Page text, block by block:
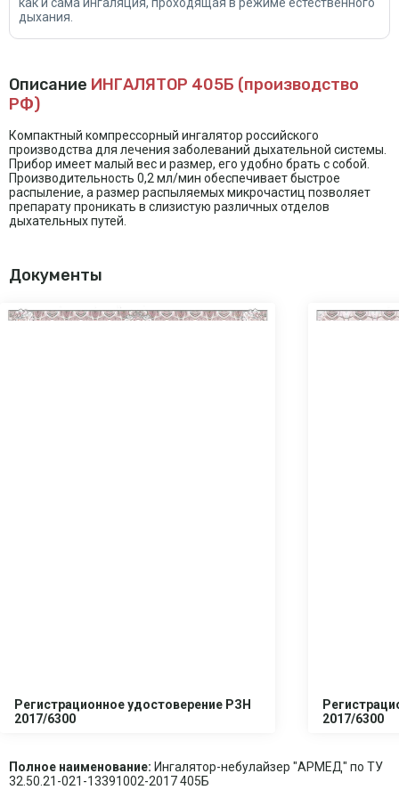
дыхания.
Описание ИНГАЛЯТОР 405Б (производство
РФ)
Компактный компрессорный ингалятор российского
производства для лечения заболеваний дыхательной системы.
Прибор имеет малый вес и размер, его удобно брать с собой.
Производительность 0,2 мл/мин обеспечивает быстрое
распыление, а размер распыляемых микрочастиц позволяет
препарату проникать в слизистую различных отделов
дыхательных путей.
Документы
Регистрационное удостоверение РЗН
2017/6300
2017/6300
Полное наименование: Ингалятор-небулайзер "АРМЕД" по ТУ
32.50.21-021-13391002-2017 405Б